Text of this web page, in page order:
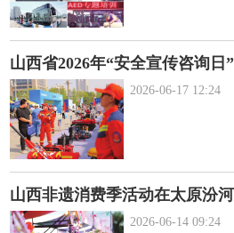
山西省2026年“安全宣传咨询日
2026-06-17 12:24
山西非遗消费季活动在太原汾
2026-06-14 09:24